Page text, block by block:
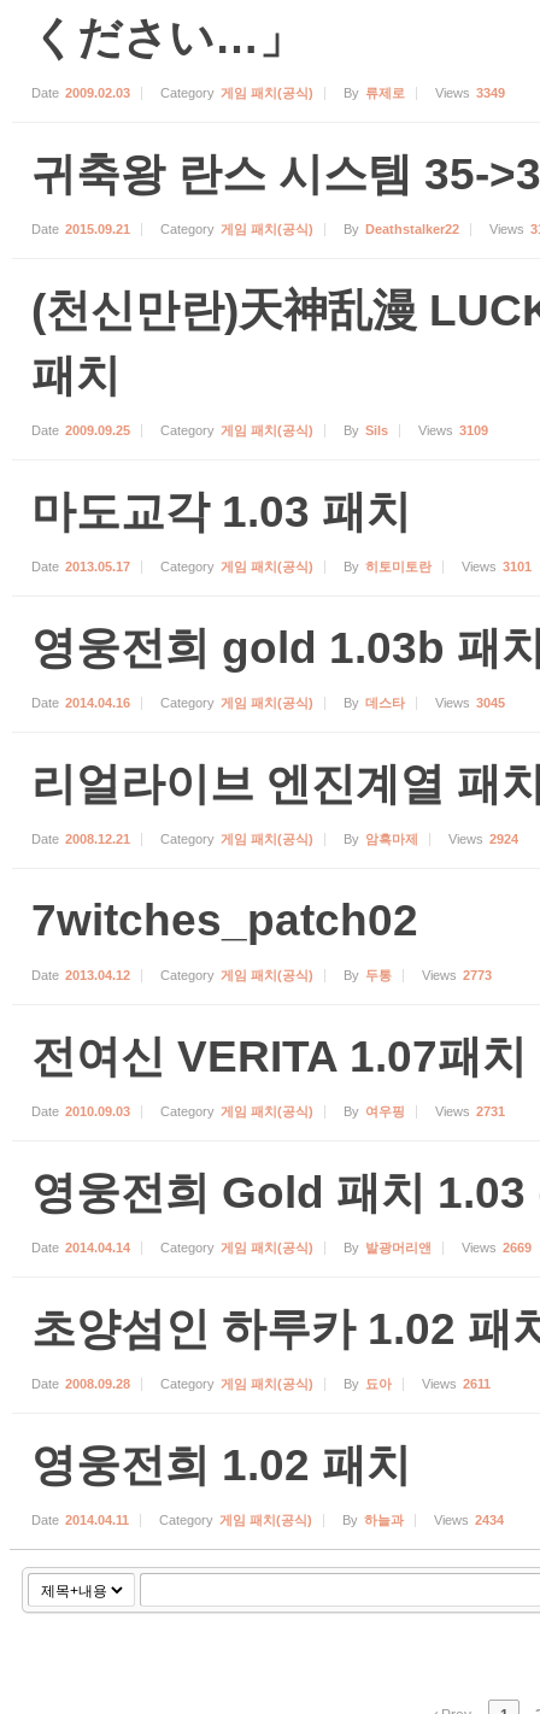
ください…」
Date 2009.02.03 Category 게임 패치(공식) By 류제로 Views 3349
귀축왕 란스 시스템 35-
Date 2015.09.21 Category 게임 패치(공식) By Deathstalker22 Views
(천신만란)天神乱漫
패치
Date 2009.09.25 Category 게임 패치(공식) By Sils Views 3109
마도교각 1.03 패치
Date 2013.05.17 Category 게임 패치(공식) By 히토미토란 Views 3101
영웅전희 gold 1.03b 패
Date 2014.04.16 Category 게임 패치(공식) By 데스타 Views 3045
리얼라이브 엔진계열 패
Date 2008.12.21 Category 게임 패치(공식) By 암흑마제 Views 2924
7witches_patch02
Date 2013.04.12 Category 게임 패치(공식) By 두통 Views 2773
전여신 VERITA 1.07패치
Date 2010.09.03 Category 게임 패치(공식) By 여우핑 Views 2731
영웅전희 Gold 패치 1.03
Date 2014.04.14 Category 게임 패치(공식) By 발광머리앤 Views 2669
초양섬인 하루카 1.02 패
Date 2008.09.28 Category 게임 패치(공식) By 됴아 Views 2611
영웅전희 1.02 패치
Date 2014.04.11 Category 게임 패치(공식) By 하늘과 Views 2434